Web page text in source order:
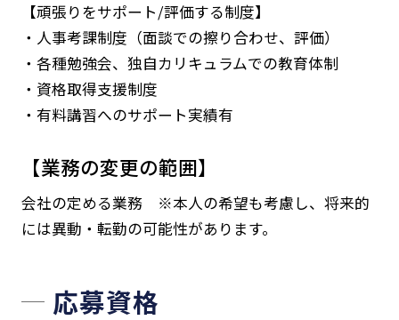
【頑張りをサポート/評価する制度】
・人事考課制度（面談での擦り合わせ、評価）
・各種勉強会、独自カリキュラムでの教育体制
・資格取得支援制度
・有料講習へのサポート実績有
【業務の変更の範囲】
会社の定める業務 ※本人の希望も考慮し、将来的
には異動・転勤の可能性があります。
応募資格